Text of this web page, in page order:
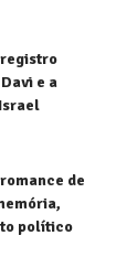
registro
e a
de
político